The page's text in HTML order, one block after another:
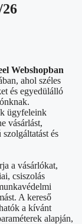
Webshopban
ahol széles
és egyedülálló
ügyfeleink
vásárlást,
és
a vásárlókat,
csiszolás
A kereső
a kívánt
alapján,